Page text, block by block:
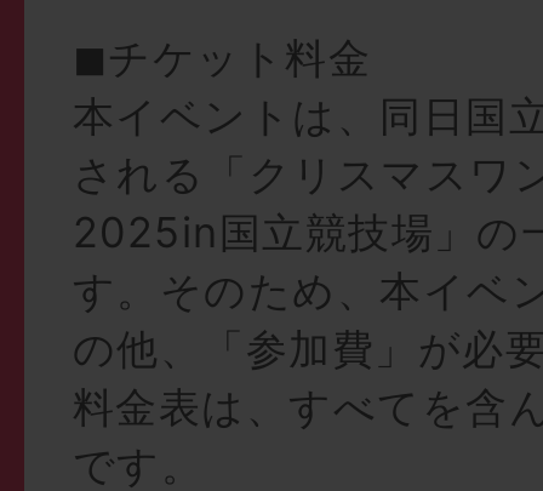
◼︎チケット料金
本イベントは、同日国
される「クリスマスワ
2025in国立競技場」の
す。そのため、本イベ
の他、「参加費」が必
料金表は、すべてを含
です。